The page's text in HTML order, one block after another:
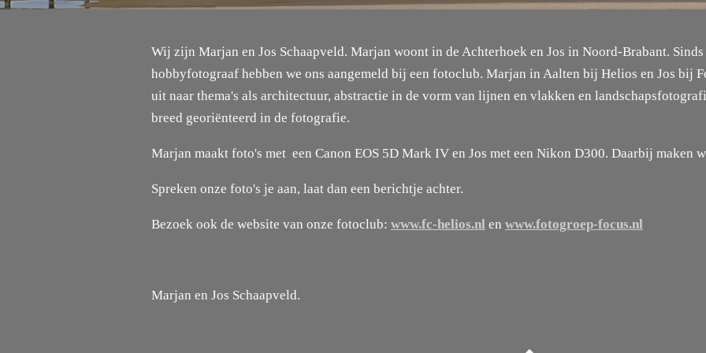
Wij zijn Marjan en Jos Schaapveld. Marjan woont in de Achterhoek en Jos in Noord-Brabant.
hobbyfotograaf hebben we ons aangemeld bij een fotoclub. Marjan in Aalten bij Helios en Jos bij
uit naar thema's als architectuur, abstractie in de vorm van lijnen en vlakken en
breed georiënteerd in de fotografie.
Marjan maakt foto's met een Canon EOS 5D Mark IV en Jos met een Nikon D300. Daarbij maken
Spreken onze foto's je aan, laat dan een berichtje achter.
Bezoek ook de website van onze fotoclub: www.fc-helios.nl en www.fotogroep-focus.nl
Marjan en Jos Schaapveld.